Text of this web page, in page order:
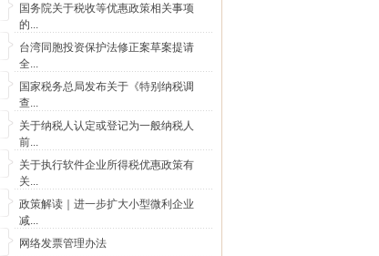
国务院关于税收等优惠政策相关事项
的...
台湾同胞投资保护法修正案草案提请
全...
国家税务总局发布关于《特别纳税调
查...
关于纳税人认定或登记为一般纳税人
前...
关于执行软件企业所得税优惠政策有
关...
政策解读｜进一步扩大小型微利企业
减...
网络发票管理办法